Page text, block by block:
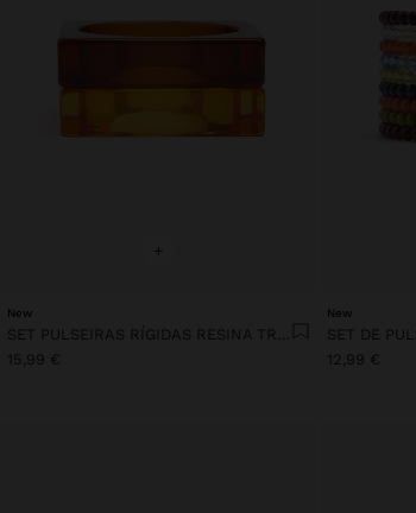
+
New
SET PULSEIRAS RÍGIDAS RESINA TRANSPARENTE
15,99 €
New
12,99 €